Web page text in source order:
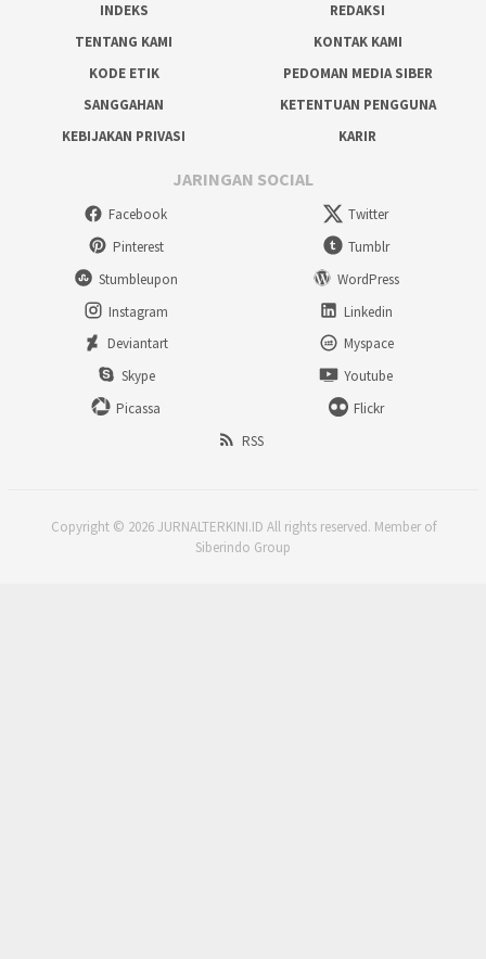
INDEKS
REDAKSI
TENTANG KAMI
KONTAK KAMI
KODE ETIK
PEDOMAN MEDIA SIBER
SANGGAHAN
KETENTUAN PENGGUNA
KEBIJAKAN PRIVASI
KARIR
JARINGAN SOCIAL
Facebook
Twitter
Pinterest
Tumblr
Stumbleupon
WordPress
Instagram
Linkedin
Deviantart
Myspace
Skype
Youtube
Picassa
Flickr
RSS
Copyright © 2026 JURNALTERKINI.ID All rights reserved. Member of
Siberindo Group